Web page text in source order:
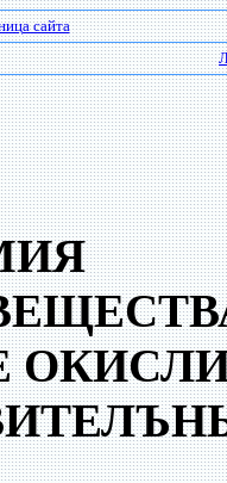
сайта